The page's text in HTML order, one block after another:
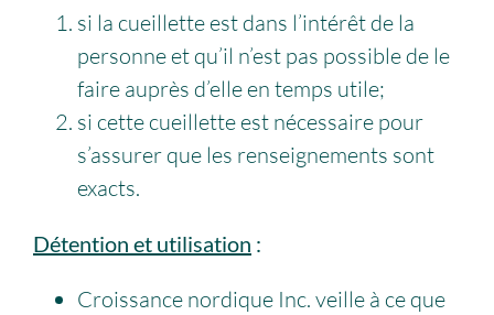
si la cueillette est dans l’intérêt de la
personne et qu’il n’est pas possible de le
faire auprès d’elle en temps utile;
si cette cueillette est nécessaire pour
s’assurer que les renseignements sont
exacts.
Détention et utilisation :
Croissance nordique Inc. veille à ce que